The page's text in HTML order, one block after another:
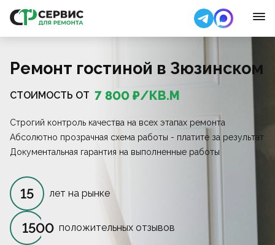
Ремонт гостиной в Зюзинском
СТОИМОСТЬ ОТ 7 800 ₽/КВ.М
Строгий контроль качества на всех этапах ремонта
Абсолютно прозрачная схема работы - платите за результат
Документальная гарантия на выполненные работы
15 лет на рынке
1500 положительных отзывов